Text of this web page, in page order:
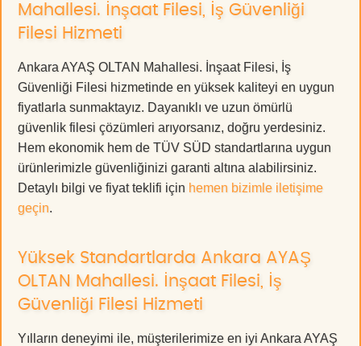
Mahallesi. İnşaat Filesi, İş Güvenliği
Filesi Hizmeti
Ankara AYAŞ OLTAN Mahallesi. İnşaat Filesi, İş
Güvenliği Filesi hizmetinde en yüksek kaliteyi en uygun
fiyatlarla sunmaktayız. Dayanıklı ve uzun ömürlü
güvenlik filesi çözümleri arıyorsanız, doğru yerdesiniz.
Hem ekonomik hem de TÜV SÜD standartlarına uygun
ürünlerimizle güvenliğinizi garanti altına alabilirsiniz.
Detaylı bilgi ve fiyat teklifi için hemen bizimle iletişime
geçin.
Yüksek Standartlarda Ankara AYAŞ
OLTAN Mahallesi. İnşaat Filesi, İş
Güvenliği Filesi Hizmeti
Yılların deneyimi ile, müşterilerimize en iyi Ankara AYAŞ